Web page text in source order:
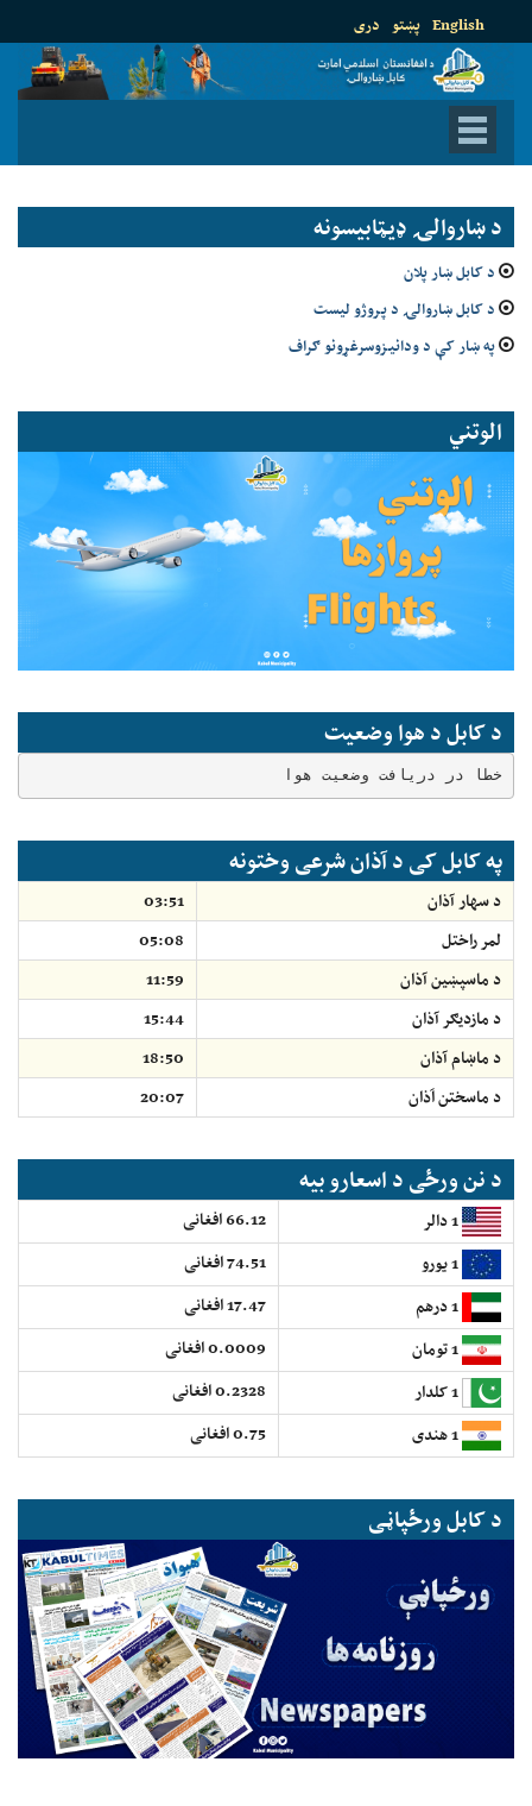
دری پښتو English
د ښاروالۍ ډيټابيسونه
د کابل ښار پلان
د کابل ښاروالۍ د پروژو لیست
په ښار کې د ودانیزوسرغړونو ګراف
الوتني
د کابل د هوا وضعیت
خطا در دریافت وضعیت هوا
په کابل کی د آذان شرعی وختونه
د سهار آذان
03:51
لمر راختل
05:08
د ماسپښين آذان
11:59
د مازديګر آذان
15:44
د ماښام آذان
18:50
د ماسختن اَذان
20:07
د نن ورځی د اسعارو بیه
66.12 افغانی
74.51 افغانی
17.47 افغانی
0.0009 افغانی
0.2328 افغانی
0.75 افغانی
د کابل ورځپاڼی